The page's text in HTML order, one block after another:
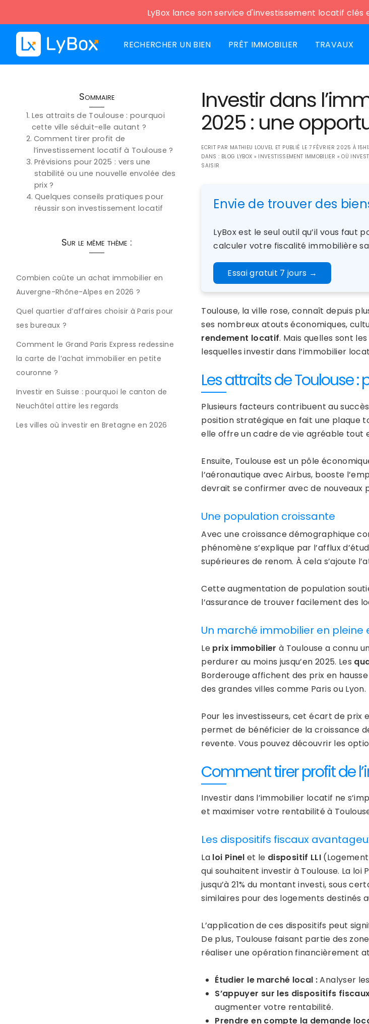
LyBox lance son service d'investissement locatif clés
RECHERCHER UN BIEN PRÊT IMMOBILIER TRAVAUX
Investir dans
2025 : une
ECRIT PAR MATHIEU LOUVEL ET PUBLIÉ LE 7 FÉVRIER 2025 À
DANS : BLOG LYBOX » INVESTISSEMENT IMMOBILIER »OÙ
SAISIR
Envie de trouver des
LyBox est le seul outil qu’il vous
calculer votre fiscalité immobilière
Essai gratuit 7 jours →
Toulouse, la ville rose, connaît depuis
ses nombreux atouts économiques,
rendement locatif. Mais quelles sont
lesquelles investir dans l’immobilier
Les attraits de Toulouse
Plusieurs facteurs contribuent au
position stratégique en fait une plaque
elle offre un cadre de vie agréable tout
Ensuite, Toulouse est un pôle
l’aéronautique avec Airbus, booste
devrait se confirmer avec de nouveaux
Une population croissante
Avec une croissance démographique
phénomène s’explique par l’afflux
supérieures de renom. À cela s’ajoute
Cette augmentation de population
l’assurance de trouver facilement des
Un marché immobilier en pleine
Le prix immobilier à Toulouse a connu
perdurer au moins jusqu’en 2025. Les
Borderouge affichent des prix en
des grandes villes comme Paris ou Lyon.
Pour les investisseurs, cet écart de prix
permet de bénéficier de la croissance
revente. Vous pouvez découvrir les
Comment tirer profit de
Investir dans l’immobilier locatif ne
et maximiser votre rentabilité à
Les dispositifs fiscaux
La loi Pinel et le dispositif LLI
qui souhaitent investir à Toulouse. La
jusqu’à 21% du montant investi, sous
similaires pour des logements destinés
L’application de ces dispositifs peut
De plus, Toulouse faisant partie des
réaliser une opération financièrement
Étudier le marché local :Analyser
S’appuyer sur les dispositifs
augmenter votre rentabilité.
Prendre en compte la demande
Sommaire
Les attraits de Toulouse : pourquoi
cette ville séduit-elle autant ?
Comment tirer profit de
l’investissement locatif à Toulouse ?
Prévisions pour 2025 : vers une
stabilité ou une nouvelle envolée des
prix ?
Quelques conseils pratiques pour
réussir son investissement locatif
Sur le même thème :
Combien coûte un achat immobilier en
Auvergne-Rhône-Alpes en 2026 ?
Quel quartier d’affaires choisir à Paris pour
ses bureaux ?
Comment le Grand Paris Express redessine
la carte de l’achat immobilier en petite
couronne ?
Investir en Suisse : pourquoi le canton de
Neuchâtel attire les regards
Les villes où investir en Bretagne en 2026